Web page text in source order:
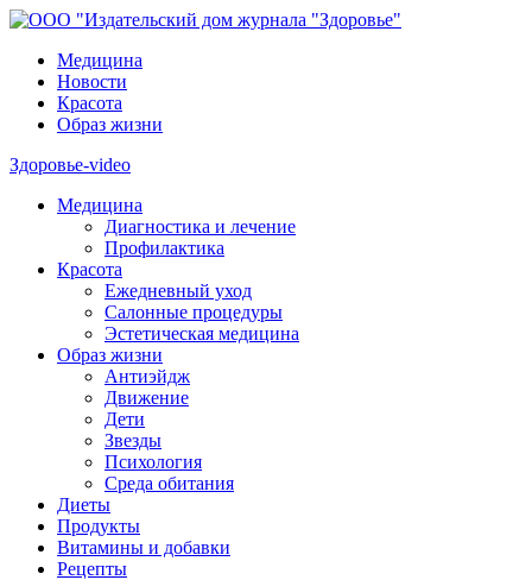
Медицина
Новости
Красота
Образ жизни
Здоровье-video
Медицина
Диагностика и лечение
Профилактика
Красота
Ежедневный уход
Салонные процедуры
Эстетическая медицина
Образ жизни
Антиэйдж
Движение
Дети
Звезды
Психология
Среда обитания
Диеты
Продукты
Витамины и добавки
Рецепты